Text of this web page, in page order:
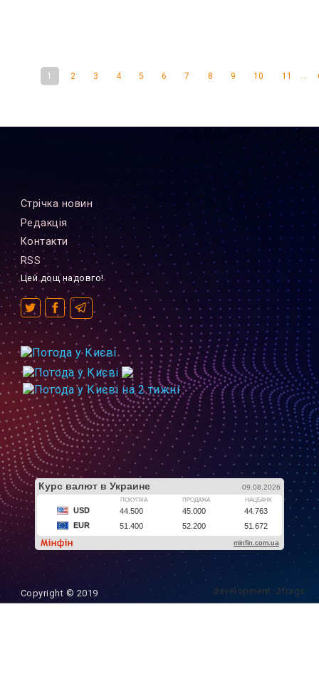
1 2 3 4 5 6 7 8 9 10 11 ...
Стрiчка новин
Редакцiя
Контакти
RSS
Цей дощ надовго!
Copyright © 2019 development: 2frags